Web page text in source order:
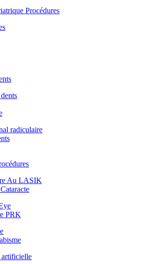
Procédures
radiculaire
Au LASIK
PRK
artificielle